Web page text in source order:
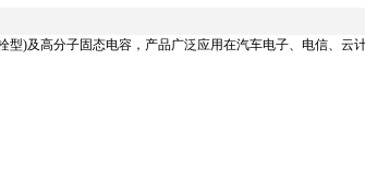
)及高分子固态电容，产品广泛应用在汽车电子、电信、云